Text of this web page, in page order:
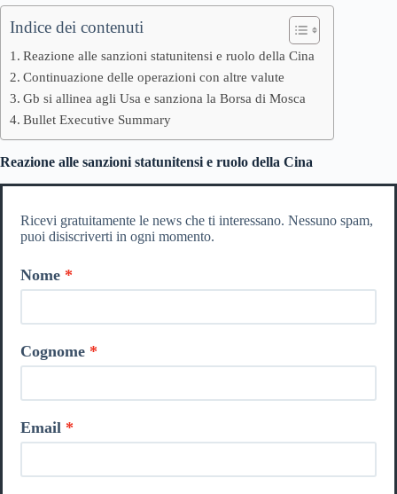
Indice dei contenuti
Reazione alle sanzioni statunitensi e ruolo della Cina
Continuazione delle operazioni con altre valute
Gb si allinea agli Usa e sanziona la Borsa di Mosca
Bullet Executive Summary
Reazione alle sanzioni statunitensi e ruolo della Cina
Ricevi gratuitamente le news che ti interessano. Nessuno spam,
puoi disiscriverti in ogni momento.
Nome
Cognome
Email